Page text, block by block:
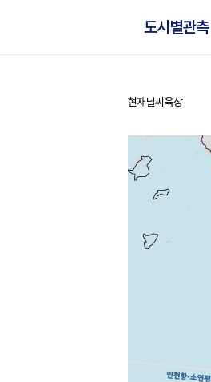
도시별관측
홈
현재날씨 육상